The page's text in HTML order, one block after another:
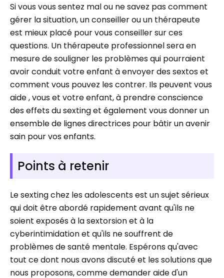
Si vous vous sentez mal ou ne savez pas comment
gérer la situation, un conseiller ou un thérapeute
est mieux placé pour vous conseiller sur ces
questions. Un thérapeute professionnel sera en
mesure de souligner les problèmes qui pourraient
avoir conduit votre enfant à envoyer des sextos et
comment vous pouvez les contrer. Ils peuvent vous
aide , vous et votre enfant, à prendre conscience
des effets du sexting et également vous donner un
ensemble de lignes directrices pour bâtir un avenir
sain pour vos enfants.
Points à retenir
Le sexting chez les adolescents est un sujet sérieux
qui doit être abordé rapidement avant qu'ils ne
soient exposés à la sextorsion et à la
cyberintimidation et qu'ils ne souffrent de
problèmes de santé mentale. Espérons qu'avec
tout ce dont nous avons discuté et les solutions que
nous proposons, comme demander aide d'un